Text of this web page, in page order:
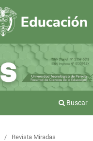
Buscar
/ Revista Miradas